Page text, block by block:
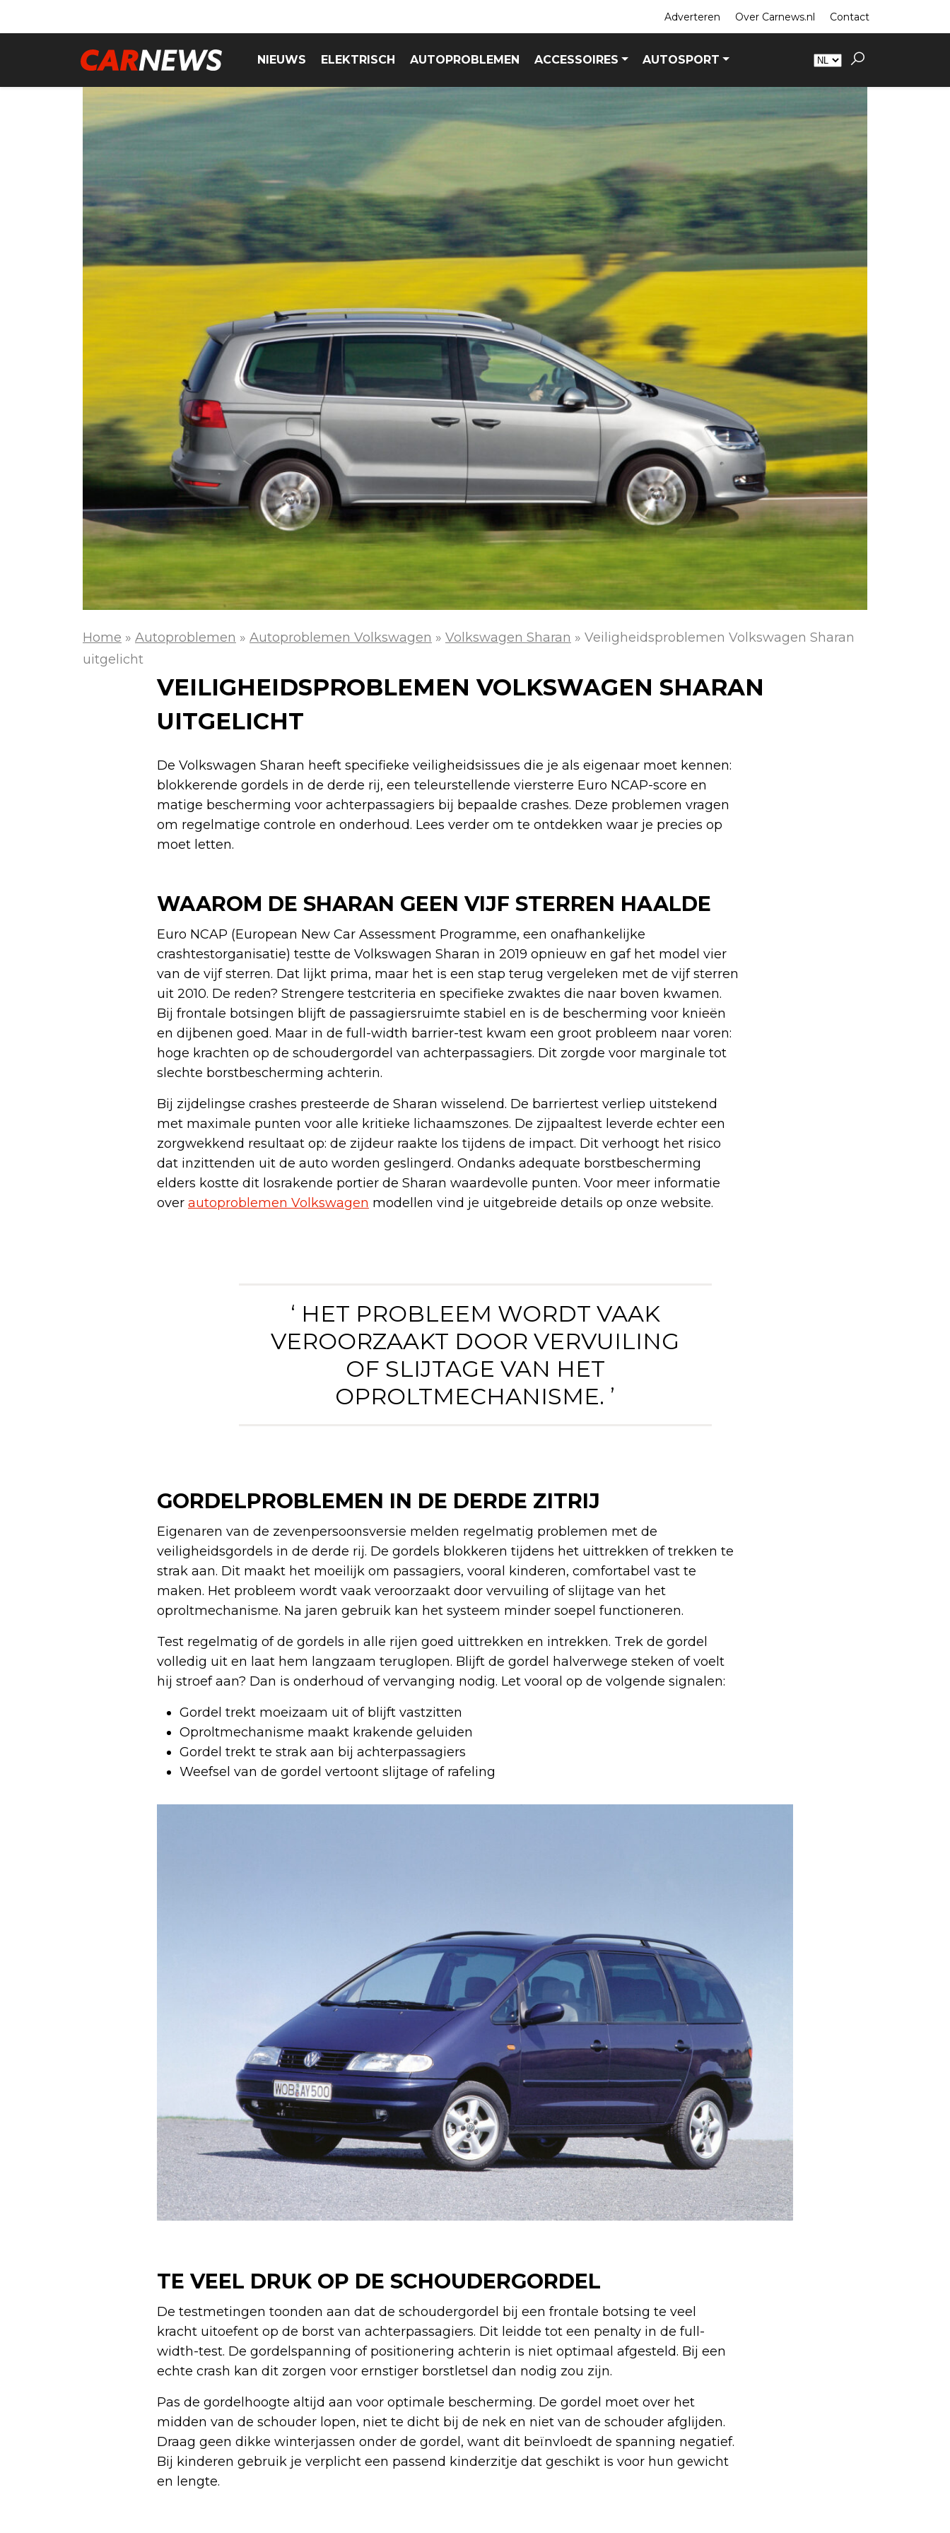
Adverteren Over Carnews.nl Contact
NIEUWS ELEKTRISCH AUTOPROBLEMEN ACCESSOIRES AUTOSPORT
Home » Autoproblemen » Autoproblemen Volkswagen » Volkswagen Sharan » Veiligheidsproblemen Volkswagen Sharan
uitgelicht
VEILIGHEIDSPROBLEMEN VOLKSWAGEN SHARAN
UITGELICHT
De Volkswagen Sharan heeft specifieke veiligheidsissues die je als eigenaar moet kennen:
blokkerende gordels in de derde rij, een teleurstellende viersterre Euro NCAP-score en
matige bescherming voor achterpassagiers bij bepaalde crashes. Deze problemen vragen
om regelmatige controle en onderhoud. Lees verder om te ontdekken waar je precies op
moet letten.
WAAROM DE SHARAN GEEN VIJF STERREN HAALDE
Euro NCAP (European New Car Assessment Programme, een onafhankelijke
crashtestorganisatie) testte de Volkswagen Sharan in 2019 opnieuw en gaf het model vier
van de vijf sterren. Dat lijkt prima, maar het is een stap terug vergeleken met de vijf sterren
uit 2010. De reden? Strengere testcriteria en specifieke zwaktes die naar boven kwamen.
Bij frontale botsingen blijft de passagiersruimte stabiel en is de bescherming voor knieën
en dijbenen goed. Maar in de full-width barrier-test kwam een groot probleem naar voren:
hoge krachten op de schoudergordel van achterpassagiers. Dit zorgde voor marginale tot
slechte borstbescherming achterin.
Bij zijdelingse crashes presteerde de Sharan wisselend. De barriertest verliep uitstekend
met maximale punten voor alle kritieke lichaamszones. De zijpaaltest leverde echter een
zorgwekkend resultaat op: de zijdeur raakte los tijdens de impact. Dit verhoogt het risico
dat inzittenden uit de auto worden geslingerd. Ondanks adequate borstbescherming
elders kostte dit losrakende portier de Sharan waardevolle punten. Voor meer informatie
over autoproblemen Volkswagen modellen vind je uitgebreide details op onze website.
‘ HET PROBLEEM WORDT VAAK
VEROORZAAKT DOOR VERVUILING
OF SLIJTAGE VAN HET
OPROLTMECHANISME. ’
GORDELPROBLEMEN IN DE DERDE ZITRIJ
Eigenaren van de zevenpersoonsversie melden regelmatig problemen met de
veiligheidsgordels in de derde rij. De gordels blokkeren tijdens het uittrekken of trekken te
strak aan. Dit maakt het moeilijk om passagiers, vooral kinderen, comfortabel vast te
maken. Het probleem wordt vaak veroorzaakt door vervuiling of slijtage van het
oproltmechanisme. Na jaren gebruik kan het systeem minder soepel functioneren.
Test regelmatig of de gordels in alle rijen goed uittrekken en intrekken. Trek de gordel
volledig uit en laat hem langzaam teruglopen. Blijft de gordel halverwege steken of voelt
hij stroef aan? Dan is onderhoud of vervanging nodig. Let vooral op de volgende signalen:
Gordel trekt moeizaam uit of blijft vastzitten
Oproltmechanisme maakt krakende geluiden
Gordel trekt te strak aan bij achterpassagiers
Weefsel van de gordel vertoont slijtage of rafeling
TE VEEL DRUK OP DE SCHOUDERGORDEL
De testmetingen toonden aan dat de schoudergordel bij een frontale botsing te veel
kracht uitoefent op de borst van achterpassagiers. Dit leidde tot een penalty in de full-
width-test. De gordelspanning of positionering achterin is niet optimaal afgesteld. Bij een
echte crash kan dit zorgen voor ernstiger borstletsel dan nodig zou zijn.
Pas de gordelhoogte altijd aan voor optimale bescherming. De gordel moet over het
midden van de schouder lopen, niet te dicht bij de nek en niet van de schouder afglijden.
Draag geen dikke winterjassen onder de gordel, want dit beïnvloedt de spanning negatief.
Bij kinderen gebruik je verplicht een passend kinderzitje dat geschikt is voor hun gewicht
en lengte.